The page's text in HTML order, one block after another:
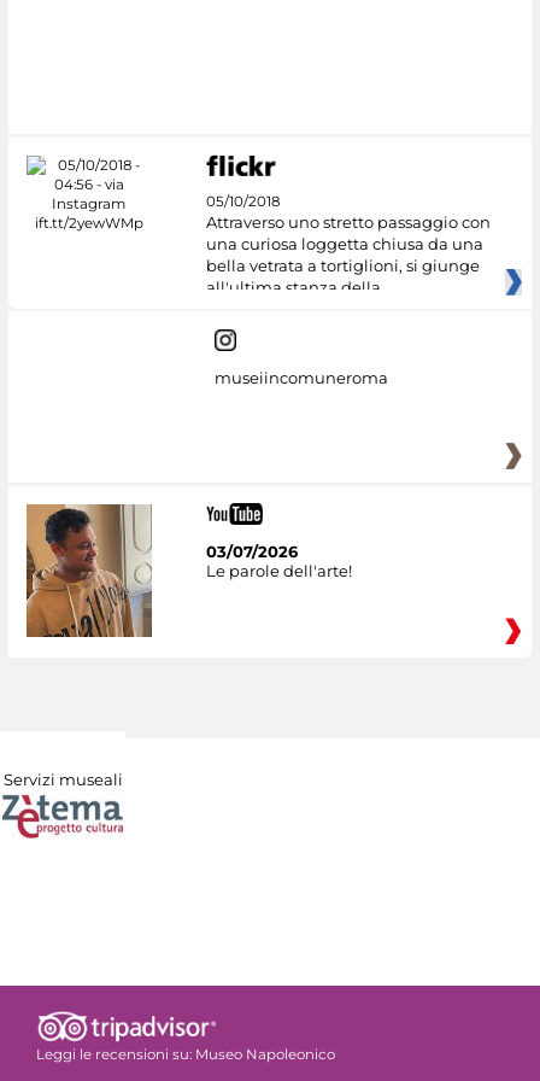
05/10/2018
Attraverso uno stretto passaggio con
una curiosa loggetta chiusa da una
bella vetrata a tortiglioni, si giunge
all'ultima stanza della
museiincomuneroma
03/07/2026
Le parole dell'arte!
Servizi museali
Leggi le recensioni su: Museo Napoleonico